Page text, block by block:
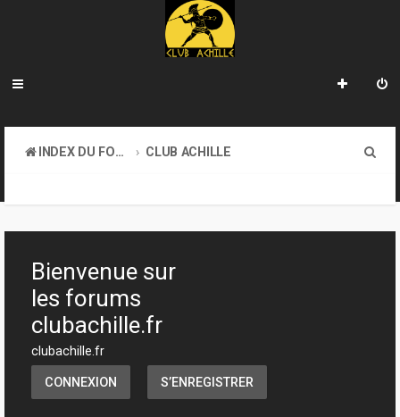
INDEX DU FORUM
CLUB ACHILLE
h
Bienvenue sur
les forums
clubachille.fr
clubachille.fr
CONNEXION S’ENREGISTRER